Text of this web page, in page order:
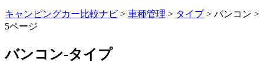
キャンピングカー比較ナビ > 車種管理 > タイプ> バンコン >
5ページ
バンコン-タイプ